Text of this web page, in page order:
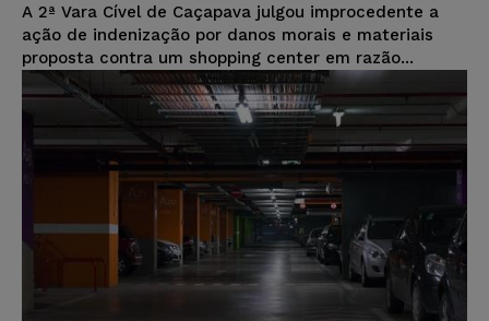
A 2ª Vara Cível de Caçapava julgou improcedente a
ação de indenização por danos morais e materiais
proposta contra um shopping center em razão...